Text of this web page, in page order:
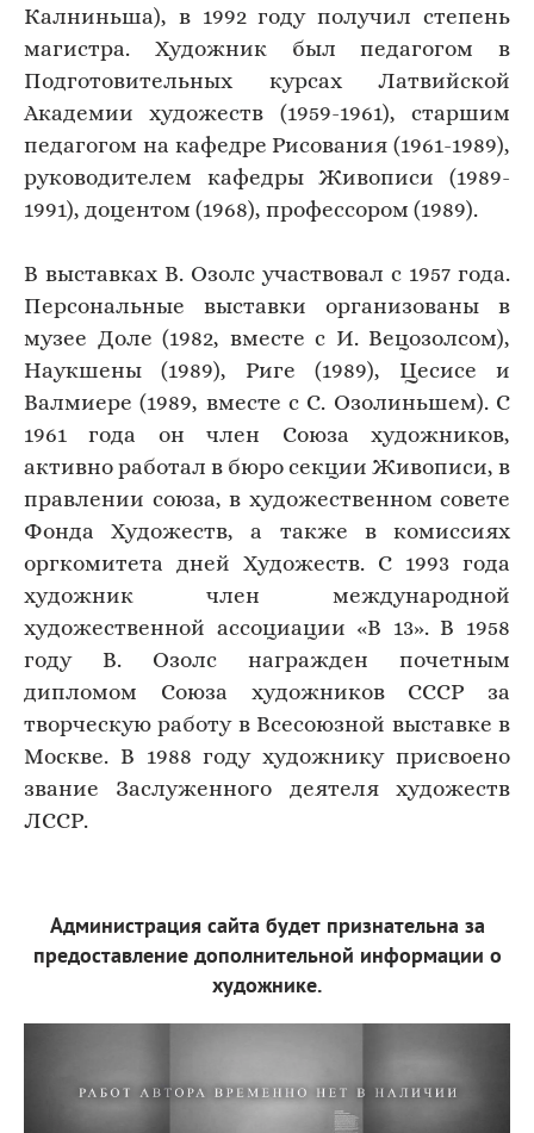
Калниньша), в 1992 году получил степень
магистра. Художник был педагогом в
Подготовительных курсах Латвийской
Академии художеств (1959-1961), старшим
педагогом на кафедре Рисования (1961-1989),
руководителем кафедры Живописи (1989-
1991), доцентом (1968), профессором (1989).
В выставках В. Озолс участвовал с 1957 года.
Персональные выставки организованы в
музее Доле (1982, вместе с И. Вецозолсом),
Наукшены (1989), Риге (1989), Цесисе и
Валмиере (1989, вместе с С. Озолиньшем). С
1961 года он член Союза художников,
активно работал в бюро секции Живописи, в
правлении союза, в художественном совете
Фонда Художеств, а также в комиссиях
оргкомитета дней Художеств. С 1993 года
художник член международной
художественной ассоциации «В 13». В 1958
году В. Озолс награжден почетным
дипломом Союза художников СССР за
творческую работу в Всесоюзной выставке в
Москве. В 1988 году художнику присвоено
звание Заслуженного деятеля художеств
ЛССР.
Администрация сайта будет признательна за
предоставление дополнительной информации о
художнике.